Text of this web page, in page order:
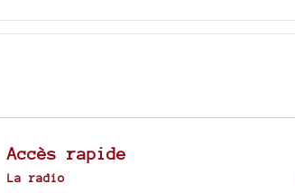
Accès rapide
La radio